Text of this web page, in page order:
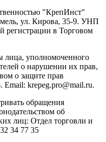
"КрепИнст"
ул. Кирова, 35-9. УНП
регистрации в Торговом
лица, уполномоченного
о нарушении их прав,
о защите прав
Email: krepeg.pro@mail.ru.
обращения
об
лиц: Отдел торговли и
34 77 35